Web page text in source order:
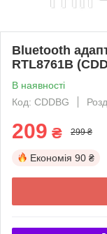
Bluetooth
RTL8761B
В наявності
Код: CDDBG
209 ₴ 299 ₴
Економія 90 ₴